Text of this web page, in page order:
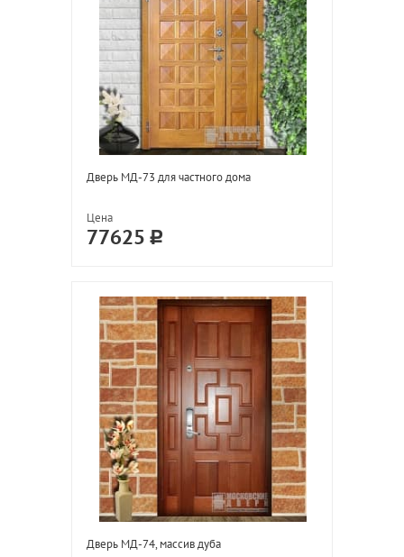
Дверь МД-73 для частного дома
Цена
77625
Дверь МД-74, массив дуба